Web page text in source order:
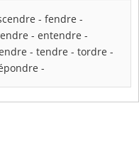
- fendre -
- entendre -
- tendre - tordre -
-